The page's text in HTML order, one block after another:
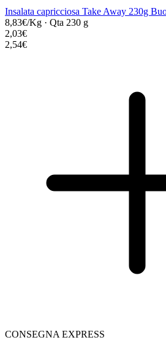
Insalata capricciosa Take Away 230g
8,83€/Kg · Qta 230 g
2,03€
2,54€
CONSEGNA EXPRESS